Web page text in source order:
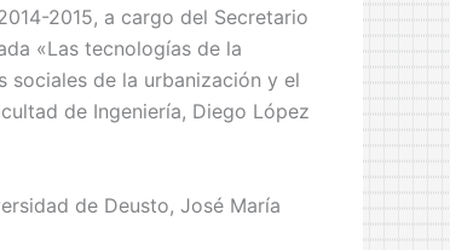
2015, a cargo del Secretario
«Las tecnologías de la
de la urbanización y el
de Ingeniería, Diego López
de Deusto, José María